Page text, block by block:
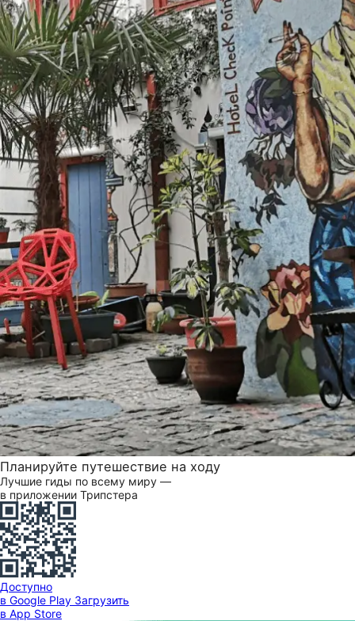
Планируйте путешествие на ходу
Лучшие гиды по всему миру —
в приложении Трипстера
Доступно
в Google Play Загрузить
в App Store